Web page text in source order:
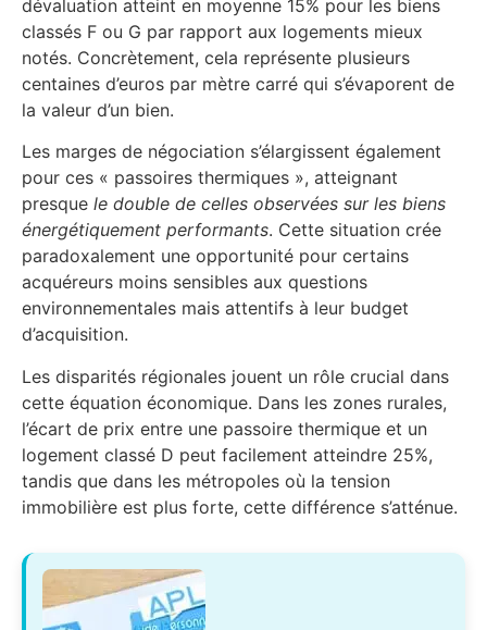
dévaluation atteint en moyenne 15% pour les biens
classés F ou G par rapport aux logements mieux
notés. Concrètement, cela représente plusieurs
centaines d’euros par mètre carré qui s’évaporent de
la valeur d’un bien.
Les marges de négociation s’élargissent également
pour ces « passoires thermiques », atteignant
presque le double de celles observées sur les biens
énergétiquement performants. Cette situation crée
paradoxalement une opportunité pour certains
acquéreurs moins sensibles aux questions
environnementales mais attentifs à leur budget
d’acquisition.
Les disparités régionales jouent un rôle crucial dans
cette équation économique. Dans les zones rurales,
l’écart de prix entre une passoire thermique et un
logement classé D peut facilement atteindre 25%,
tandis que dans les métropoles où la tension
immobilière est plus forte, cette différence s’atténue.